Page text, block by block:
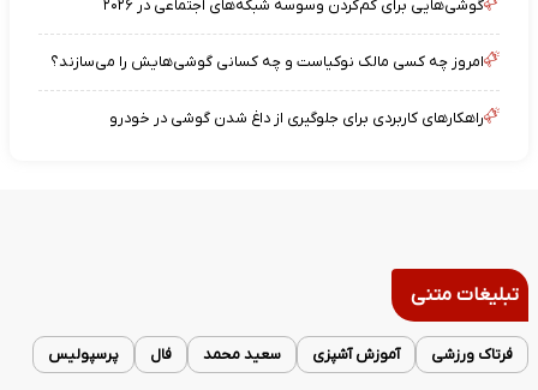
گوشی‌هایی برای کم‌کردن وسوسه شبکه‌های اجتماعی در ۲۰۲۶
امروز چه کسی مالک نوکیاست و چه کسانی گوشی‌هایش را می‌سازند؟
راهکارهای کاربردی برای جلوگیری از داغ شدن گوشی در خودرو
تبلیغات متنی
فرتاک ورزشی آموزش آشپزی سعید محمد فال پرسپولیس